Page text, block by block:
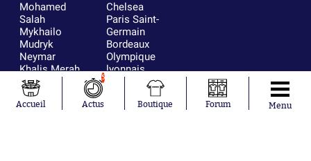
Mohamed
Salah
Mykhailo
Mudryk
Neymar
Khalis Merah
Loïs Openda
Moussa
Niakhaté
Chelsea
Paris Saint-
Germain
Bordeaux
Olympique
lyonnais
Real Madrid
RC Strasbourg
Accueil
5
Actus Boutique Forum Menu